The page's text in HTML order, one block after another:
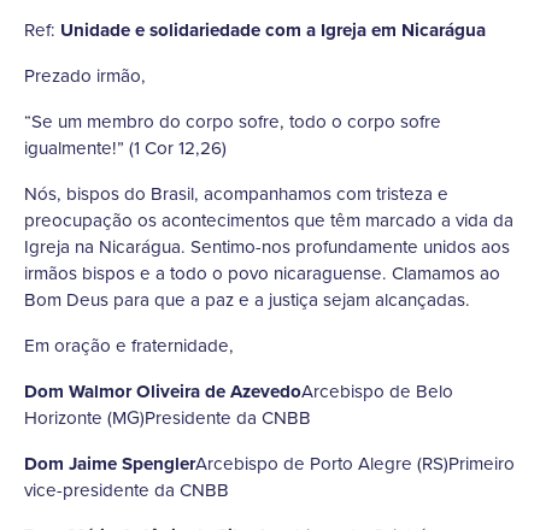
Ref: Unidade e solidariedade com a Igreja em Nicarágua
Prezado irmão,
“Se um membro do corpo sofre, todo o corpo sofre
igualmente!” (1 Cor 12,26)
Nós, bispos do Brasil, acompanhamos com tristeza e
preocupação os acontecimentos que têm marcado a vida da
Igreja na Nicarágua. Sentimo-nos profundamente unidos aos
irmãos bispos e a todo o povo nicaraguense. Clamamos ao
Bom Deus para que a paz e a justiça sejam alcançadas.
Em oração e fraternidade,
Dom Walmor Oliveira de AzevedoArcebispo de Belo
Horizonte (MG)Presidente da CNBB
Dom Jaime SpenglerArcebispo de Porto Alegre (RS)Primeiro
vice-presidente da CNBB